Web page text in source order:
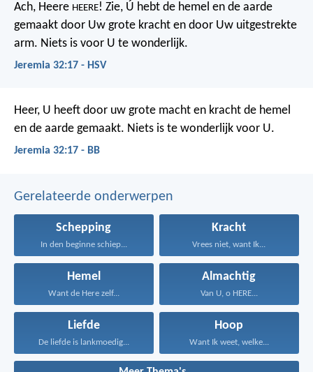
Ach, Heere HEERE! Zie, Ú hebt de hemel en de aarde
gemaakt door Uw grote kracht en door Uw uitgestrekte
arm. Niets is voor U te wonderlijk.
Jeremia 32:17 - HSV
Heer, U heeft door uw grote macht en kracht de hemel
en de aarde gemaakt. Niets is te wonderlijk voor U.
Jeremia 32:17 - BB
Gerelateerde onderwerpen
Schepping
In den beginne schiep...
Kracht
Vrees niet, want Ik...
Hemel
Want de Here zelf...
Almachtig
Van U, o HERE...
Liefde
De liefde is lankmoedig...
Hoop
Want Ik weet, welke...